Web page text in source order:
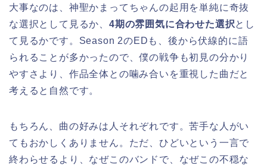
大事なのは、神聖かまってちゃんの起用を単純に奇抜
な選択として見るか、 4期の雰囲気に合わせた選択とし
て見るかです。Season 2のEDも、後から伏線的に語
られることが多かったので、僕の戦争も初見の分かり
やすさより、作品全体との噛み合いを重視した曲だと
考えると自然です。
もちろん、曲の好みは人それぞれです。苦手な人がい
てもおかしくありません。ただ、ひどいという一言で
終わらせるより、なぜこのバンドで、なぜこの不穏な